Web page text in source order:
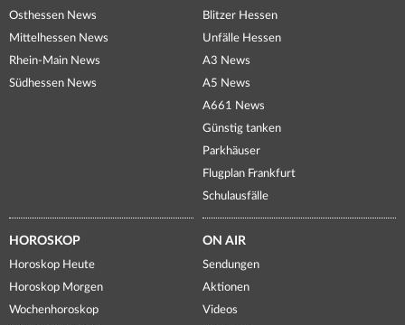
Osthessen News
Mittelhessen News
Rhein-Main News
Südhessen News
Blitzer Hessen
Unfälle Hessen
A3 News
A5 News
A661 News
Günstig tanken
Parkhäuser
Flugplan Frankfurt
Schulausfälle
HOROSKOP
Horoskop Heute
Horoskop Morgen
Wochenhoroskop
ON AIR
Sendungen
Aktionen
Videos